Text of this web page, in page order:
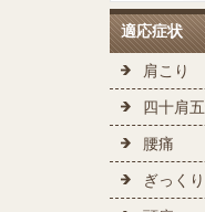
適応症状
肩こり
四十肩
腰痛
ぎっく